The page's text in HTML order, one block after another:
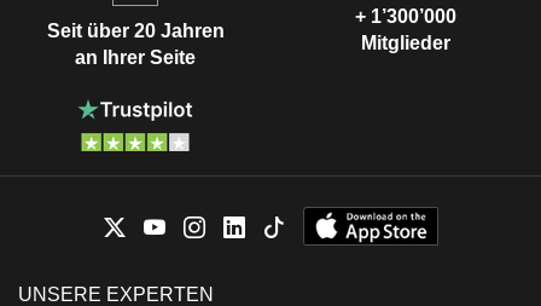
Seit über 20 Jahren
an Ihrer Seite
+ 1’300’000
Mitglieder
UNSERE EXPERTEN